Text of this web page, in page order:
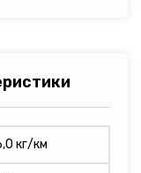
кг/км